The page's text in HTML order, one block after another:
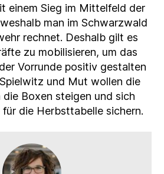
einem Sieg im Mittelfeld der
man im Schwarzwald
rechnet. Deshalb gilt es
zu mobilisieren, um das
Vorrunde positiv gestalten
und Mut wollen die
die Boxen steigen und sich
die Herbsttabelle sichern.